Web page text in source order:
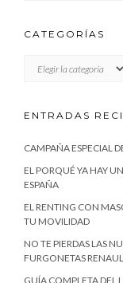
CATEGORÍAS
ENTRADAS
CAMPAÑA ESPECIAL
EL PORQUÉ YA HAY
ESPAÑA
EL RENTING CON
TU MOVILIDAD
NO TE PIERDAS LAS
FURGONETAS
GUÍA COMPLETA DEL